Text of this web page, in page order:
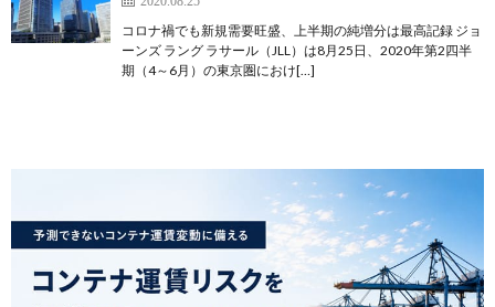
コロナ禍でも新規需要旺盛、上半期の純増分は最高記録 ジョ
ーンズ ラング ラサール（JLL）は8月25日、2020年第2四半
期（4～6月）の東京圏におけ[…]